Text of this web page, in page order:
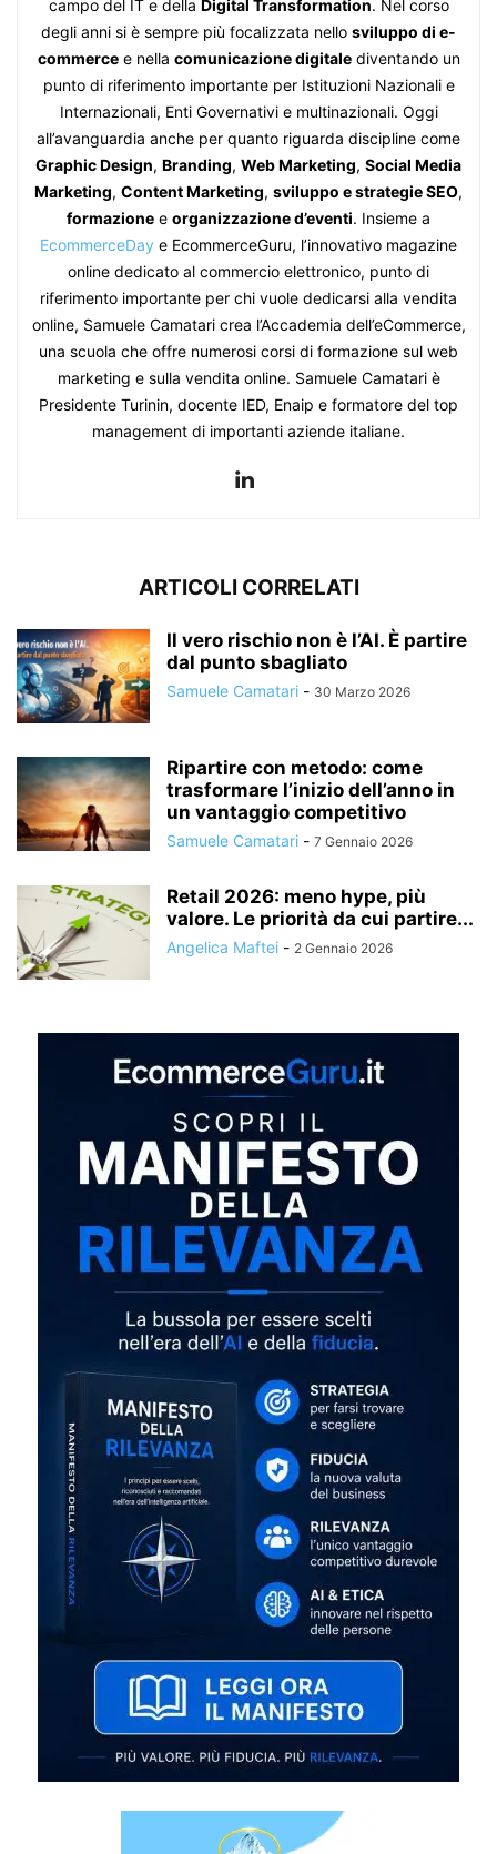
campo del IT e della Digital Transformation. Nel corso
degli anni si è sempre più focalizzata nello sviluppo di e-
commercee nella comunicazione digitalediventando un
punto di riferimento importante per Istituzioni Nazionali e
Internazionali, Enti Governativi e multinazionali. Oggi
all’avanguardia anche per quanto riguarda discipline come
Graphic Design, Branding, Web Marketing, Social Media
Marketing, Content Marketing, sviluppo e strategie SEO,
formazione e organizzazione d’eventi. Insieme a
EcommerceDay e EcommerceGuru, l’innovativo magazine
online dedicato al commercio elettronico, punto di
riferimento importante per chi vuole dedicarsi alla vendita
online, Samuele Camatari crea l’Accademia dell’eCommerce,
una scuola che offre numerosi corsi di formazione sul web
marketing e sulla vendita online. Samuele Camatari è
Presidente Turinin, docente IED, Enaip e formatore del top
management di importanti aziende italiane.
ARTICOLI CORRELATI
Il vero rischio non è l’AI. È partire
dal punto sbagliato
Samuele Camatari - 30 Marzo 2026
Ripartire con metodo: come
trasformare l’inizio dell’anno in
un vantaggio competitivo
Samuele Camatari - 7 Gennaio 2026
Retail 2026: meno hype, più
valore. Le priorità da cui partire...
Angelica Maftei - 2 Gennaio 2026